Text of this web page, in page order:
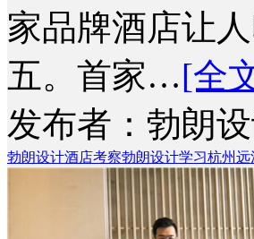
家品牌酒店让
五。首家…[全
发布者：勃朗
勃朗设计酒店考察勃朗设计学习杭州远